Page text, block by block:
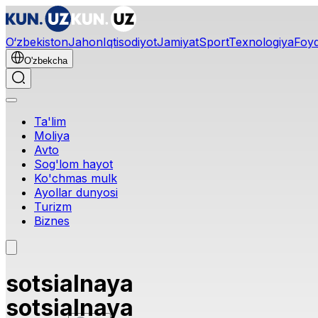
O‘zbekistonJahonIqtisodiyotJamiyatSportTexnologiya
O'zbekcha
Ta'lim
Moliya
Avto
Sog'lom hayot
Ko'chmas mulk
Ayollar dunyosi
Turizm
Biznes
sotsialnaya
sotsialnaya